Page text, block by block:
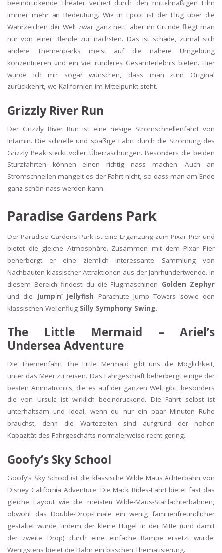
beeindruckende Theater verliert durch den mittelmäßigen Film
immer mehr an Bedeutung. Wie in Epcot ist der Flug über die
Wahrzeichen der Welt zwar ganz nett, aber im Grunde fliegt man
nur von einer Blende zur nächsten. Das ist schade, zumal sich
andere Themenparks meist auf die nähere Umgebung
konzentrieren und ein viel runderes Gesamterlebnis bieten. Hier
würde ich mir sogar wünschen, dass man zum Original
zurückkehrt, wo Kalifornien im Mittelpunkt steht.
Grizzly River Run
Der Grizzly River Run ist eine riesige Stromschnellenfahrt von
Intamin. Die schnelle und spaßige Fahrt durch die Strömung des
Grizzly Peak steckt voller Überraschungen. Besonders die beiden
Sturzfahrten können einen richtig nass machen. Auch an
Stromschnellen mangelt es der Fahrt nicht, so dass man am Ende
ganz schön nass werden kann.
Paradise Gardens Park
Der Paradise Gardens Park ist eine Ergänzung zum Pixar Pier und
bietet die gleiche Atmosphäre. Zusammen mit dem Pixar Pier
beherbergt er eine ziemlich interessante Sammlung von
Nachbauten klassischer Attraktionen aus der Jahrhundertwende. In
diesem Bereich findest du die Flugmaschinen Golden Zephyr
und die Jumpin‘ Jellyfish Parachute Jump Towers sowie den
klassischen Wellenflug Silly Symphony Swing.
The Little Mermaid – Ariel’s
Undersea Adventure
Die Themenfahrt The Little Mermaid gibt uns die Möglichkeit,
unter das Meer zu reisen. Das Fahrgeschäft beherbergt einige der
besten Animatronics, die es auf der ganzen Welt gibt, besonders
die von Ursula ist wirklich beeindruckend. Die Fahrt selbst ist
unterhaltsam und ideal, wenn du nur ein paar Minuten Ruhe
brauchst, denn die Wartezeiten sind aufgrund der hohen
Kapazität des Fahrgeschäfts normalerweise recht gering.
Goofy’s Sky School
Goofy’s Sky School ist die klassische Wilde Maus Achterbahn von
Disney California Adventure. Die Mack Rides-Fahrt bietet fast das
gleiche Layout wie die meisten Wilde-Maus-Stahlachterbahnen,
obwohl das Double-Drop-Finale ein wenig familienfreundlicher
gestaltet wurde, indem der kleine Hügel in der Mitte (und damit
der zweite Drop) durch eine einfache Rampe ersetzt wurde.
Wenigstens bietet die Bahn ein bisschen Thematisierung.